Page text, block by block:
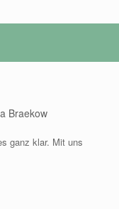
Braekow
ganz klar. Mit uns